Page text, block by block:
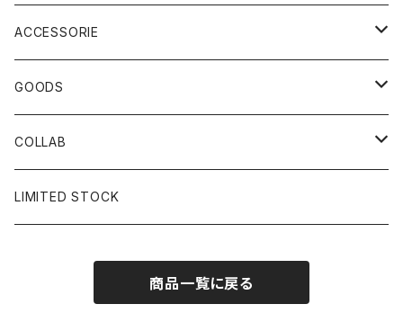
ACCESSORIE
CAP
BUCKET HAT
SOCKS
GOODS
STICKER
GLASS
COLLAB
×岩井ジョニ男
LIMITED STOCK
商品一覧に戻る